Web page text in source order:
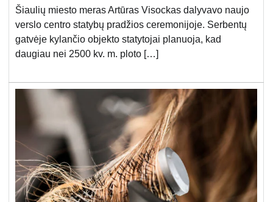
Šiaulių miesto meras Artūras Visockas dalyvavo naujo
verslo centro statybų pradžios ceremonijoje. Serbentų
gatvėje kylančio objekto statytojai planuoja, kad
daugiau nei 2500 kv. m. ploto […]